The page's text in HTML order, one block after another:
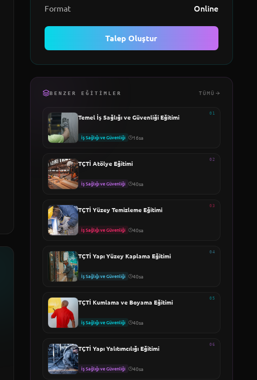
Format Online
Talep Oluştur
BENZER EĞITIMLER TÜMÜ
01
Temel İş Sağlığı ve Güvenliği Eğitimi
İş Sağlığı ve Güvenliği 16sa
02
TÇTİ Atölye Eğitimi
İş Sağlığı ve Güvenliği 40sa
03
TÇTİ Yüzey Temizleme Eğitimi
İş Sağlığı ve Güvenliği 40sa
04
TÇTİ Yapı Yüzey Kaplama Eğitimi
İş Sağlığı ve Güvenliği 40sa
05
TÇTİ Kumlama ve Boyama Eğitimi
İş Sağlığı ve Güvenliği 40sa
06
TÇTİ Yapı Yalıtımcılığı Eğitimi
İş Sağlığı ve Güvenliği 40sa